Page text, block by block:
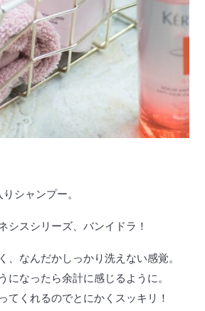
シャンプー。
シスシリーズ、バンイドラ！
、なんだかしっかり洗えない感覚。
になったら余計に感じるように。
てくれるのでとにかくスッキリ！